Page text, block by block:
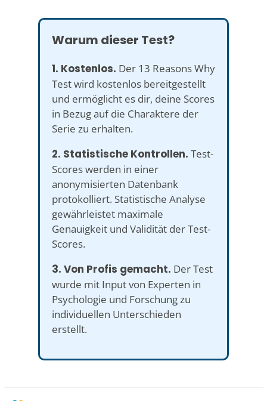
Warum dieser Test?
1. Kostenlos. Der 13 Reasons Why
Test wird kostenlos bereitgestellt
und ermöglicht es dir, deine Scores
in Bezug auf die Charaktere der
Serie zu erhalten.
2. Statistische Kontrollen. Test-
Scores werden in einer
anonymisierten Datenbank
protokolliert. Statistische Analyse
gewährleistet maximale
Genauigkeit und Validität der Test-
Scores.
3. Von Profis gemacht. Der Test
wurde mit Input von Experten in
Psychologie und Forschung zu
individuellen Unterschieden
erstellt.